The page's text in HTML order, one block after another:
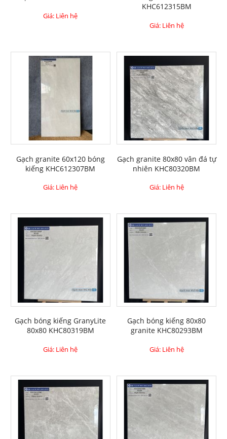
Giá: Liên hệ
KHC612315BM
Giá: Liên hệ
Gạch granite 60x120 bóng
kiếng KHC612307BM
Giá: Liên hệ
Gạch granite 80x80 vân đá tự
nhiên KHC80320BM
Giá: Liên hệ
Gạch bóng kiếng GranyLite
80x80 KHC80319BM
Giá: Liên hệ
Gạch bóng kiếng 80x80
granite KHC80293BM
Giá: Liên hệ